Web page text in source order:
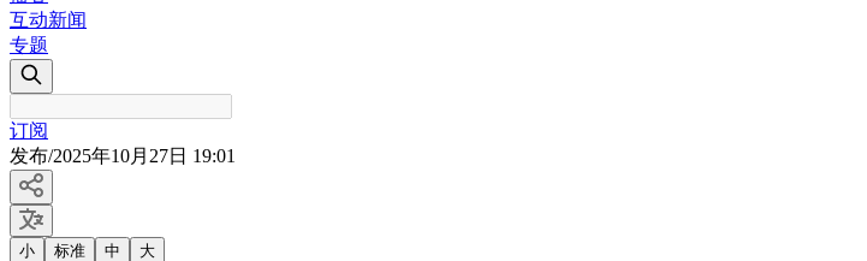
互动新闻
专题
订阅
发布/2025年10月27日 19:01
小 标准 中 大